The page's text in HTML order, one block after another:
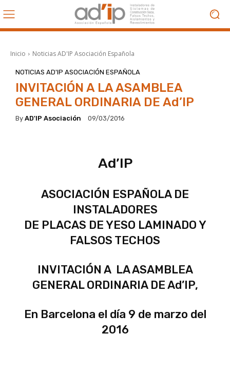
Inicio Noticias AD'IP Asociación Española
NOTICIAS AD'IP ASOCIACIÓN ESPAÑOLA
INVITACIÓN A LA ASAMBLEA
GENERAL ORDINARIA DE Ad’IP
By AD'IP Asociación 09/03/2016
Ad’IP
ASOCIACIÓN ESPAÑOLA DE
INSTALADORES
DE PLACAS DE YESO LAMINADO Y
FALSOS TECHOS
INVITACIÓN A LA ASAMBLEA
GENERAL ORDINARIA DE Ad’IP,
En Barcelona el día 9 de marzo del
2016